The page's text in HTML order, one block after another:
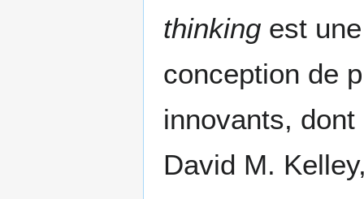
thinking est
conception de
innovants, dont
David M.